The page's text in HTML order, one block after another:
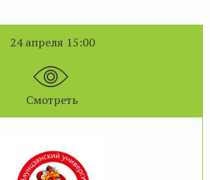
24 апреля 15:00
Смотреть